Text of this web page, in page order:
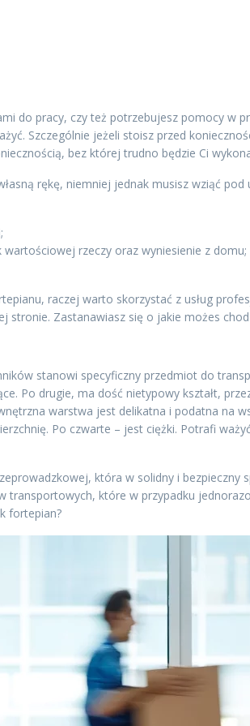
do pracy, czy też potrzebujesz pomocy w
Szczególnie jeżeli stoisz przed
bez której trudno będzie Ci
rękę, niemniej jednak musisz wziąć
rzeczy oraz wyniesienie z domu;
raczej warto skorzystać z usług
Zastanawiasz się o jakie możes
stanowi specyficzny przedmiot do
Po drugie, ma dość nietypowy kształt,
warstwa jest delikatna i podatna na
Po czwarte – jest ciężki. Potrafi
która w solidny i
które w przypadku
fortepian?